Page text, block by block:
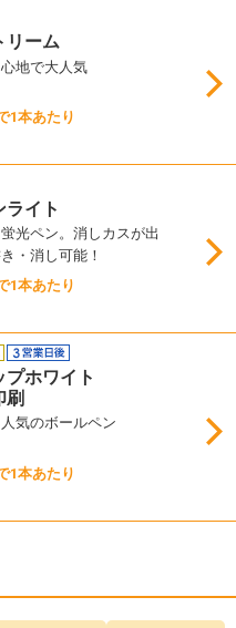
リーム
地で大人気
1本あたり
ライト
光ペン。消しカスが出
・消し可能！
1本あたり
ホワイト
刷
気のボールペン
1本あたり